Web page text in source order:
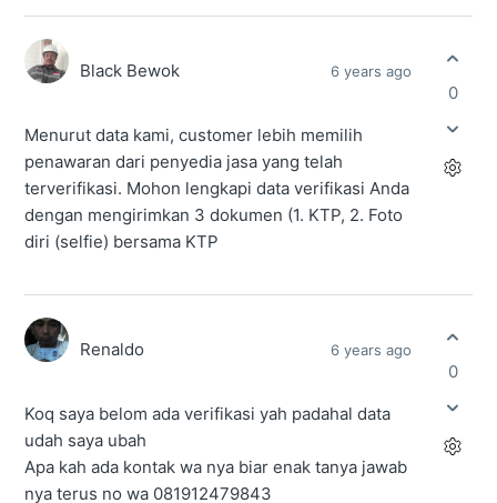
Black Bewok 6 years ago
Menurut data kami, customer lebih memilih
penawaran dari penyedia jasa yang telah
terverifikasi. Mohon lengkapi data verifikasi Anda
dengan mengirimkan 3 dokumen (1. KTP, 2. Foto
diri (selfie) bersama KTP
0
Renaldo 6 years ago
Koq saya belom ada verifikasi yah padahal data
udah saya ubah
Apa kah ada kontak wa nya biar enak tanya jawab
nya terus no wa 081912479843
0